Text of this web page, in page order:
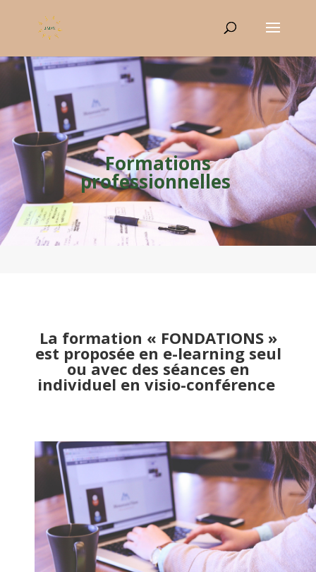
Formations
professionnelles
La formation « FONDATIONS »
est proposée en e-learning seul
ou avec des séances en
individuel en visio-conférence